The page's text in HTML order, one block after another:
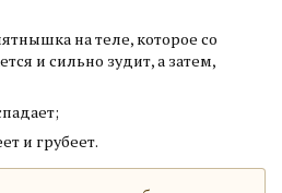
на теле, которое со
и сильно зудит, а затем,
и грубеет.